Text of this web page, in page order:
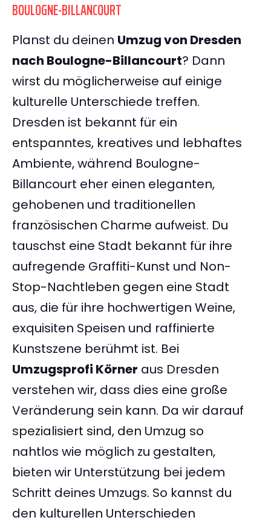
BOULOGNE-BILLANCOURT
Planst du deinen Umzug von Dresden
nach Boulogne-Billancourt? Dann
wirst du möglicherweise auf einige
kulturelle Unterschiede treffen.
Dresden ist bekannt für ein
entspanntes, kreatives und lebhaftes
Ambiente, während Boulogne-
Billancourt eher einen eleganten,
gehobenen und traditionellen
französischen Charme aufweist. Du
tauschst eine Stadt bekannt für ihre
aufregende Graffiti-Kunst und Non-
Stop-Nachtleben gegen eine Stadt
aus, die für ihre hochwertigen Weine,
exquisiten Speisen und raffinierte
Kunstszene berühmt ist. Bei
Umzugsprofi Körner aus Dresden
verstehen wir, dass dies eine große
Veränderung sein kann. Da wir darauf
spezialisiert sind, den Umzug so
nahtlos wie möglich zu gestalten,
bieten wir Unterstützung bei jedem
Schritt deines Umzugs. So kannst du
den kulturellen Unterschieden